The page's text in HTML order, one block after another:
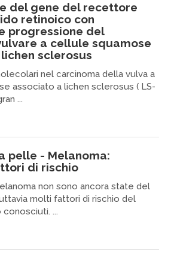
del gene del recettore
retinoico con
progressione del
a cellule squamose
sclerosus
nel carcinoma della vulva a
associato a lichen sclerosus ( LS-
...
pelle - Melanoma:
di rischio
non sono ancora state del
molti fattori di rischio del
...